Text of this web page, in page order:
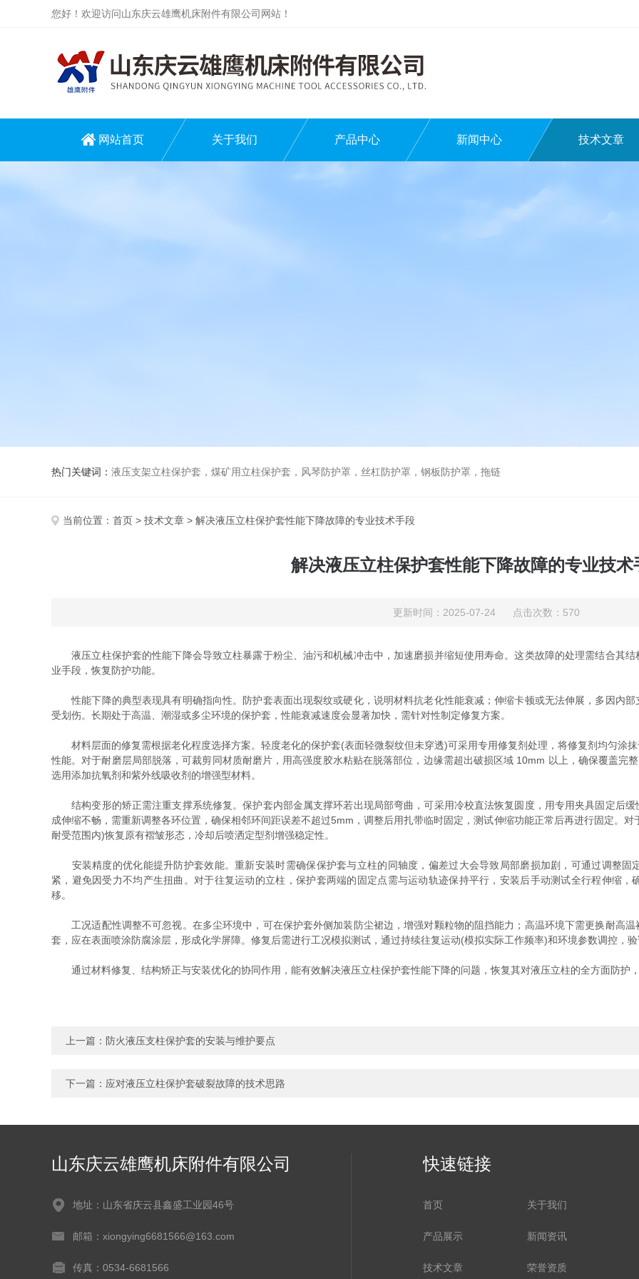
您好！欢迎访问山东庆云雄鹰机床附件有限公司网站！
网站首页 关于我们 产品中心 新闻中心 技术文章
热门关键词： 液压支架立柱保护套，煤矿用立柱保护套，风琴防护罩，丝杠防护罩，钢板防护罩，拖链
当前位置： 首页 > 技术文章 > 解决液压立柱保护套性能下降故障的专业技术手段
解决液压立柱保护套性能下降故障的专业技术
更新时间：2025-07-24 点击次数：570
液压立柱保护套的性能下降会导致立柱暴露于粉尘、油污和机械冲击中，加速磨损并缩短使用寿命。这类故障的处理需结合其
业手段，恢复防护功能。
性能下降的典型表现具有明确指向性。防护套表面出现裂纹或硬化，说明材料抗老化性能衰减；伸缩卡顿或无法伸展，多因内
受划伤。长期处于高温、潮湿或多尘环境的保护套，性能衰减速度会显著加快，需针对性制定修复方案。
材料层面的修复需根据老化程度选择方案。轻度老化的保护套(表面轻微裂纹但未穿透)可采用专用修复剂处理，将修复剂均匀涂
性能。对于耐磨层局部脱落，可裁剪同材质耐磨片，用高强度胶水粘贴在脱落部位，边缘需超出破损区域 10mm 以上，确保覆盖完
选用添加抗氧剂和紫外线吸收剂的增强型材料。
结构变形的矫正需注重支撑系统修复。保护套内部金属支撑环若出现局部弯曲，可采用冷校直法恢复圆度，用专用夹具固定后
成伸缩不畅，需重新调整各环位置，确保相邻环间距误差不超过5mm，调整后用扎带临时固定，测试伸缩功能正常后再进行固定。
耐受范围内)恢复原有褶皱形态，冷却后喷洒定型剂增强稳定性。
安装精度的优化能提升防护套效能。重新安装时需确保保护套与立柱的同轴度，偏差过大会导致局部磨损加剧，可通过调整固
紧，避免因受力不均产生扭曲。对于往复运动的立柱，保护套两端的固定点需与运动轨迹保持平行，安装后手动测试全行程伸缩
移。
工况适配性调整不可忽视。在多尘环境中，可在保护套外侧加装防尘裙边，增强对颗粒物的阻挡能力；高温环境下需更换耐高
套，应在表面喷涂防腐涂层，形成化学屏障。修复后需进行工况模拟测试，通过持续往复运动(模拟实际工作频率)和环境参数调控，
通过材料修复、结构矫正与安装优化的协同作用，能有效解决液压立柱保护套性能下降的问题，恢复其对液压立柱的全方面防护
上一篇： 防火液压支柱保护套的安装与维护要点
下一篇： 应对液压立柱保护套破裂故障的技术思路
山东庆云雄鹰机床附件有限公司
地址：山东省庆云县鑫盛工业园46号
邮箱：xiongying6681566@163.com
传真：0534-6681566
快速链接
首页 关于我们
产品展示 新闻资讯
技术文章 荣誉资质